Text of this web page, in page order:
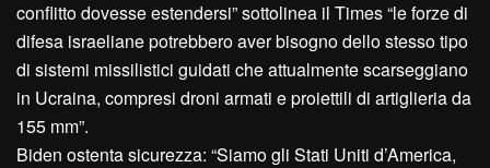
conflitto dovesse estendersi” sottolinea il Times “le forze di
difesa israeliane potrebbero aver bisogno dello stesso tipo
di sistemi missilistici guidati che attualmente scarseggiano
in Ucraina, compresi droni armati e proiettili di artiglieria da
155 mm”.
Biden ostenta sicurezza: “Siamo gli Stati Uniti d’America,